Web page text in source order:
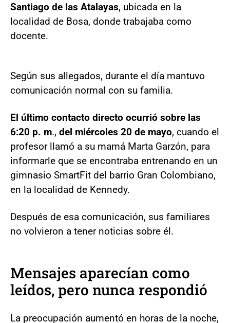
Santiago de las Atalayas, ubicada en la
localidad de Bosa, donde trabajaba como
docente.
Según sus allegados, durante el día mantuvo
comunicación normal con su familia.
El último contacto directo ocurrió sobre las
6:20 p. m., del miércoles 20 de mayo, cuando el
profesor llamó a su mamá Marta Garzón, para
informarle que se encontraba entrenando en un
gimnasio SmartFit del barrio Gran Colombiano,
en la localidad de Kennedy.
Después de esa comunicación, sus familiares
no volvieron a tener noticias sobre él.
Mensajes aparecían como
leídos, pero nunca respondió
La preocupación aumentó en horas de la noche,